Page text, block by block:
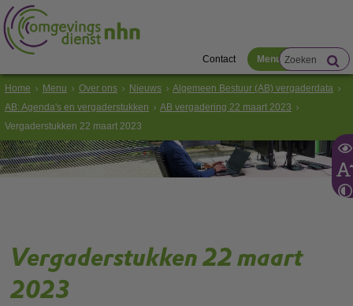
Contact Menu
Home Menu Over ons Nieuws
Algemeen Bestuur (AB) vergaderdata
AB: Agenda's en vergaderstukken
AB vergadering 22 maart 2023
Vergaderstukken 22 maart 2023
Vergaderstukken 22 maart
2023